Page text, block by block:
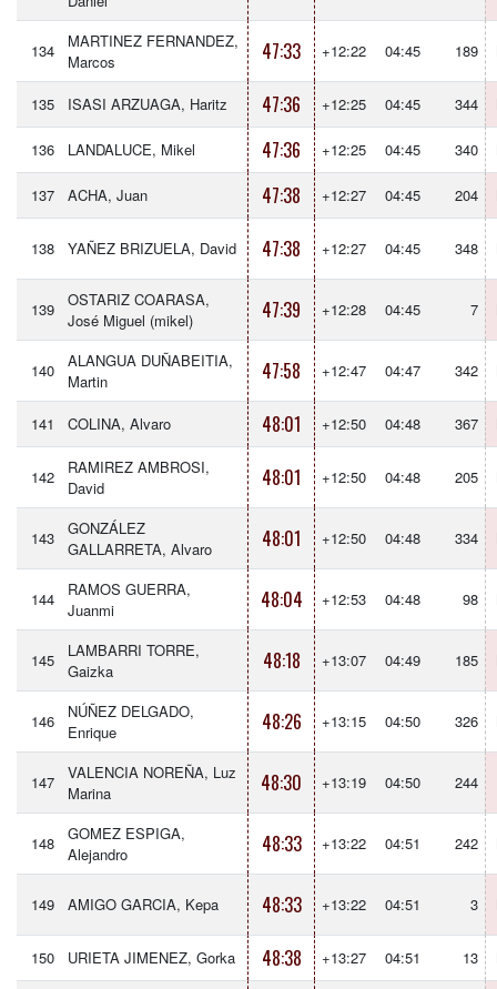
134
MARTINEZ FERNANDEZ,
Marcos
47:33 +12:22 04:45 189
135 ISASI ARZUAGA, Haritz 47:36 +12:25 04:45 344
136 LANDALUCE, Mikel 47:36 +12:25 04:45 340
137 ACHA, Juan 47:38 +12:27 04:45 204
138 YAÑEZ BRIZUELA, David 47:38 +12:27 04:45 348
139
OSTARIZ COARASA,
José Miguel (mikel)
47:39 +12:28 04:45 7
140
ALANGUA DUÑABEITIA,
Martin
47:58 +12:47 04:47 342
141 COLINA, Alvaro 48:01 +12:50 04:48 367
142
RAMIREZ AMBROSI,
David
48:01 +12:50 04:48 205
143
GONZÁLEZ
GALLARRETA, Alvaro
48:01 +12:50 04:48 334
144
RAMOS GUERRA,
Juanmi
48:04 +12:53 04:48 98
145
LAMBARRI TORRE,
Gaizka
48:18 +13:07 04:49 185
146
NÚÑEZ DELGADO,
Enrique
48:26 +13:15 04:50 326
147
VALENCIA NOREÑA, Luz
Marina
48:30 +13:19 04:50 244
148
GOMEZ ESPIGA,
Alejandro
48:33 +13:22 04:51 242
149 AMIGO GARCIA, Kepa 48:33 +13:22 04:51 3
150 URIETA JIMENEZ, Gorka 48:38 +13:27 04:51 13